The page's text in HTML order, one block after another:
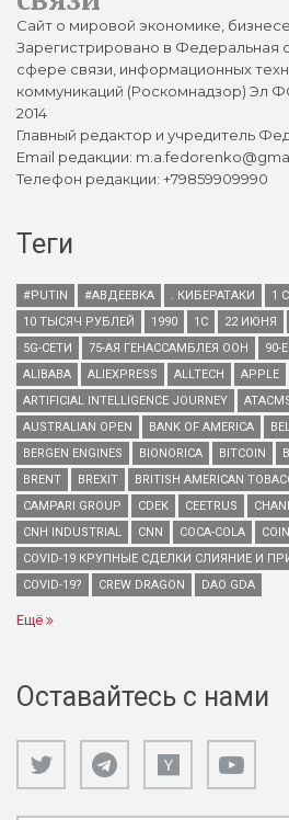
Сайт о мировой экономике,
Зарегистрировано в Федеральная
сфере связи, информационных
коммуникаций (Роскомнадзор) Эл
2014
Главный редактор и учредитель
Email редакции:
Телефон редакции: +79859909990
Теги
#PUTIN #АВДЕЕВКА . КИБЕРАТАКИ
1
10 ТЫСЯЧ РУБЛЕЙ
1990 1С 22 ИЮНЯ
5G-СЕТИ
75-АЯ ГЕНАССАМБЛЕЯ ООН 90-Е
ALIBABA
ALIEXPRESS ALLTECH APPLE
ARTIFICIAL INTELLIGENCE JOURNEY
AUSTRALIAN OPEN
BANK OF AMERICA
BERGEN ENGINES
BIONORICA BITCOIN
BRENT
BREXIT BRITISH AMERICAN
CAMPARI GROUP
CDEK CEETRUS
CNH INDUSTRIAL
CNN COCA-COLA
COVID-19 КРУПНЫЕ СДЕЛКИ СЛИЯНИЕ И
COVID-19?
CREW DRAGON DAO GDA
Ещё
Оставайтесь с нами